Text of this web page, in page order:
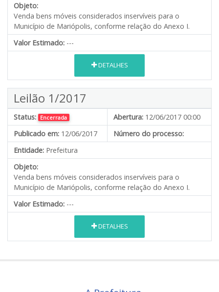
Objeto:
Venda bens móveis considerados inservíveis para o
Município de Mariópolis, conforme relação do Anexo I.
Valor Estimado: ---
DETALHES
Leilão 1/2017
Status: Encerrada Abertura: 12/06/2017 00:00
Publicado em: 12/06/2017
Número do processo:
Entidade: Prefeitura
Objeto:
Venda bens móveis considerados inservíveis para o
Município de Mariópolis, conforme relação do Anexo I.
Valor Estimado: ---
DETALHES